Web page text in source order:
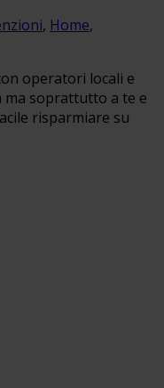
, Home,
operatori locali e
ma soprattutto a te e
risparmiare su